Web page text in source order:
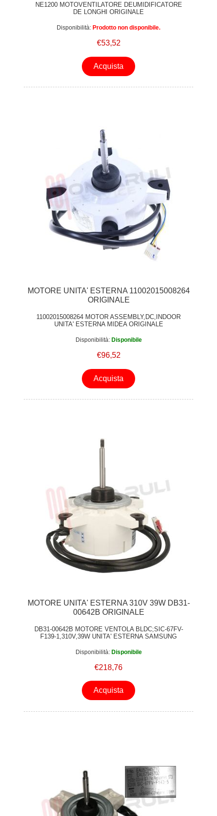
NE1200 MOTOVENTILATORE DEUMIDIFICATORE
DE LONGHI ORIGINALE
Disponibilità: Prodotto non disponibile.
€53,52
Acquista
MOTORE UNITA' ESTERNA 11002015008264
ORIGINALE
11002015008264 MOTOR ASSEMBLY,DC,INDOOR
UNITA' ESTERNA MIDEA ORIGINALE
Disponibilità: Disponibile
€96,52
Acquista
MOTORE UNITA' ESTERNA 310V 39W DB31-
00642B ORIGINALE
DB31-00642B MOTORE VENTOLA BLDC;SIC-67FV-
F139-1,310V,39W UNITA' ESTERNA SAMSUNG
Disponibilità: Disponibile
€218,76
Acquista